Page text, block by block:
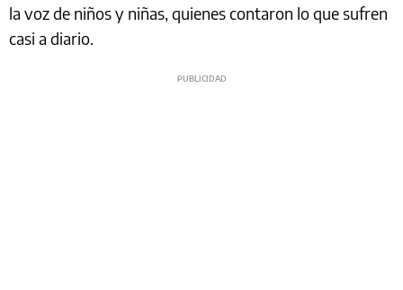
la voz de niños y niñas, quienes contaron lo que sufren
casi a diario.